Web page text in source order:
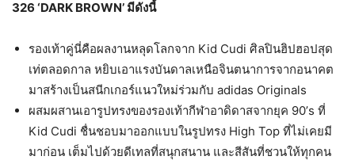
326 ‘DARK BROWN’ มีดังนี้
รองเท้าคู่นี่คือผลงานหลุดโลกจาก Kid Cudi ศิลปินฮิปฮอปสุด
เท่ตลอดกาล หยิบเอาแรงบันดาลเหนือจินตนาการจากอนาคต
มาสร้างเป็นสนีกเกอร์แนวใหม่ร่วมกับ adidas Originals
ผสมผสานเอารูปทรงของรองเท้ากีฬาอาดิดาสจากยุค 90’s ที่
Kid Cudi ชื่นชอบมาออกแบบในรูปทรง High Top ที่ไม่เคยมี
มาก่อน เต็มไปด้วยดีเทลที่สนุกสนาน และสีสันที่ชวนให้ทุกคน